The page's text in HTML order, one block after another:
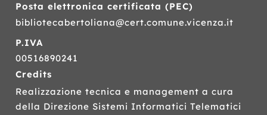
Posta elettronica certificata (PEC)
bibliotecabertoliana@cert.comune.vicenza.it
P.IVA
00516890241
Credits
Realizzazione tecnica e management a cura
della Direzione Sistemi Informatici Telematici